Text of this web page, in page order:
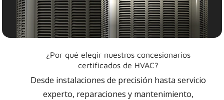
¿Por qué elegir nuestros concesionarios
certificados de HVAC?
Desde instalaciones de precisión hasta servicio
experto, reparaciones y mantenimiento,